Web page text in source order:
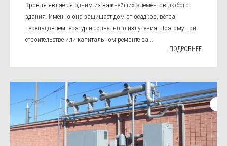
Кровля является одним из важнейших элементов любого
здания. Именно она защищает дом от осадков, ветра,
перепадов температур и солнечного излучения. Поэтому при
строительстве или капитальном ремонте ва...
ПОДРОБНЕЕ